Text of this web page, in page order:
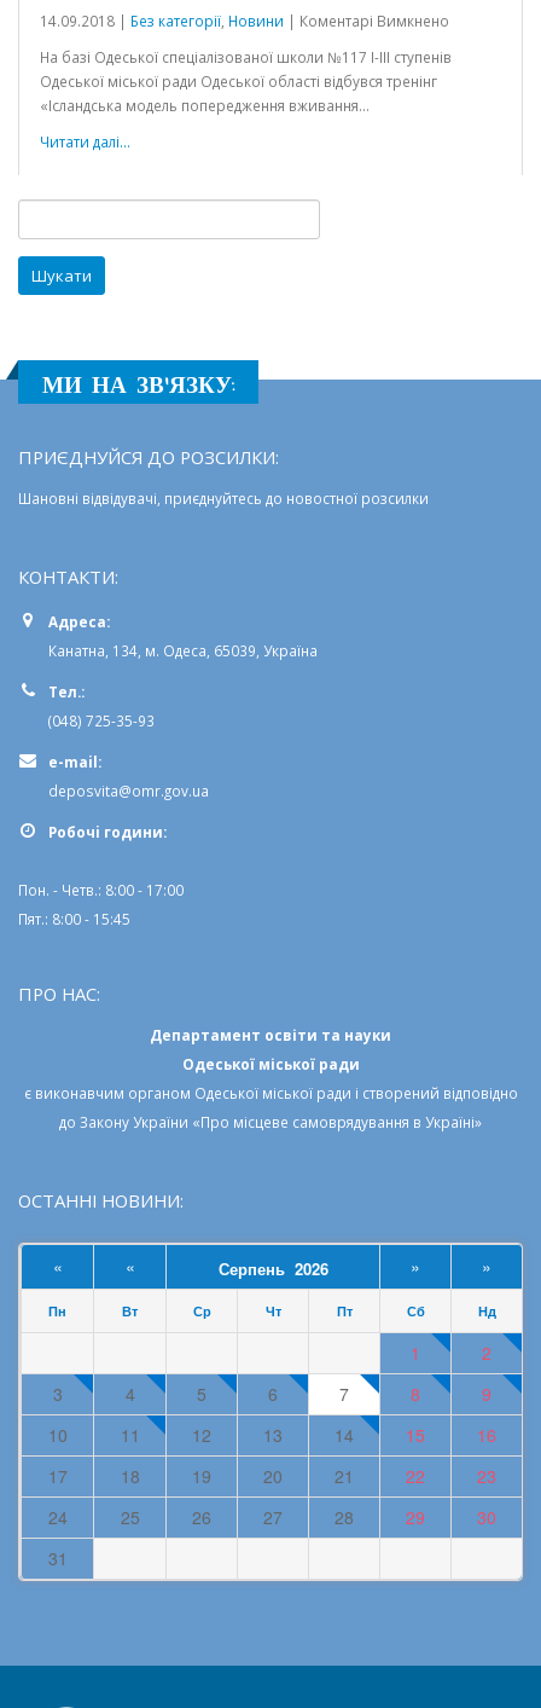
14.09.2018 | Без категорії, Новини | Коментарі Вимкнено
проекту
На базі Одеської спеціалізованої школи №117 I-III ступенів
Одеської міської ради Одеської області відбувся тренінг
«Ісландська модель попередження вживання...
Читати далі...
МИ НА ЗВ'ЯЗКУ:
ПРИЄДНУЙСЯ ДО РОЗСИЛКИ:
Шановні відвідувачі, приєднуйтесь до новостної розсилки
КОНТАКТИ:
Адреса:
Канатна, 134, м. Одеса, 65039, Україна
Тел.:
(048) 725-35-93
e-mail:
deposvita@omr.gov.ua
Робочi години:
Пон. - Четв.: 8:00 - 17:00
Пят.: 8:00 - 15:45
ПРО НАС:
Департамент освіти та науки
Одеської міської ради
є виконавчим органом Одеської міської ради і створений відповідно
до Закону України «Про місцеве самоврядування в Україні»
ОСТАННІ НОВИНИ:
« « Серпень 2026 » »
Ср Нд
1
2
3
4 5 6 7 8
9
10
11 12 13 14 15
16
17
18 19 20 21 22
23
24
25 26 27 28 29
30
31